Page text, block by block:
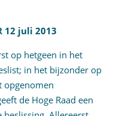
12 juli 2013
op hetgeen in het
in het bijzonder op
opgenomen
de Hoge Raad een